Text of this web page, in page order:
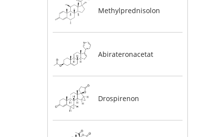
Methylprednisolon
Abirateronacetat
Drospirenon